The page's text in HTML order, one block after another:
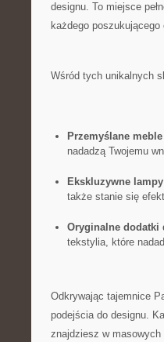
‍designu. To miejsce
‌każdego ⁣poszukującego
Wśród tych unikalnych
Przemyślane
nadadzą Twojemu
Ekskluzywne
także ‌stanie się
Oryginalne dodatki
tekstylia, które
Odkrywając tajemnice
podejścia ‍do designu.
znajdziesz ‍w ‍masowych